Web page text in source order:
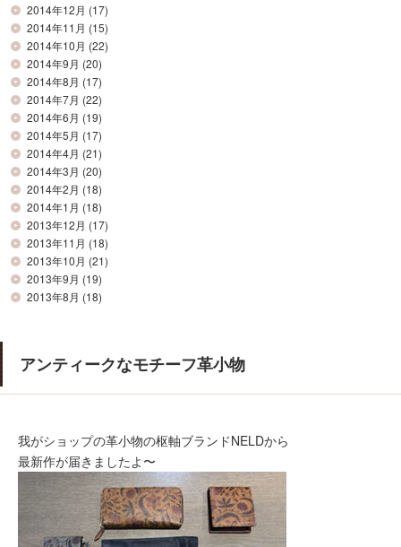
2014年12月 (17)
2014年11月 (15)
2014年10月 (22)
2014年9月 (20)
2014年8月 (17)
2014年7月 (22)
2014年6月 (19)
2014年5月 (17)
2014年4月 (21)
2014年3月 (20)
2014年2月 (18)
2014年1月 (18)
2013年12月 (17)
2013年11月 (18)
2013年10月 (21)
2013年9月 (19)
2013年8月 (18)
アンティークなモチーフ革小物
我がショップの革小物の枢軸ブランドNELDから
最新作が届きましたよ〜